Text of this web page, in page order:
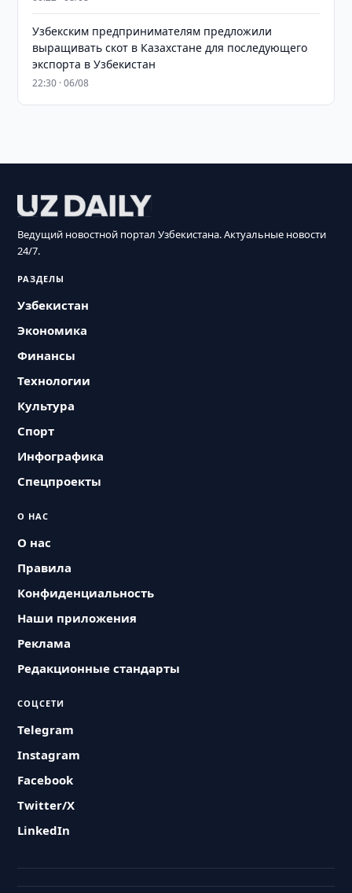
Узбекским предпринимателям предложили
выращивать скот в Казахстане для последующего
экспорта в Узбекистан
22:30 · 06/08
Ведущий новостной портал Узбекистана. Актуальные новости
24/7.
РАЗДЕЛЫ
Узбекистан
Экономика
Финансы
Технологии
Культура
Спорт
Инфографика
Спецпроекты
О НАС
О нас
Правила
Конфиденциальность
Наши приложения
Реклама
Редакционные стандарты
СОЦСЕТИ
Telegram
Instagram
Facebook
Twitter/X
LinkedIn